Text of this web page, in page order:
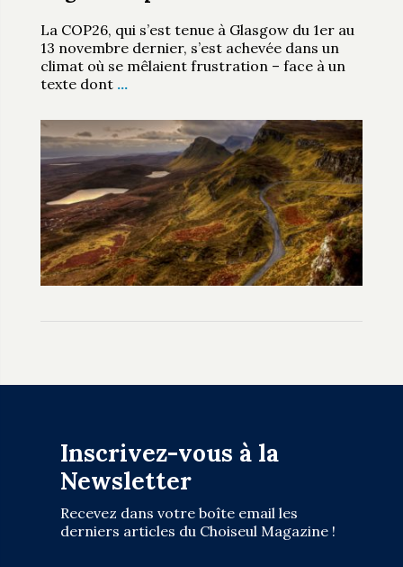
La COP26, qui s’est tenue à Glasgow du 1er au
13 novembre dernier, s’est achevée dans un
climat où se mêlaient frustration – face à un
texte dont …
Inscrivez-vous à la
Newsletter
Recevez dans votre boîte email les
derniers articles du Choiseul Magazine !